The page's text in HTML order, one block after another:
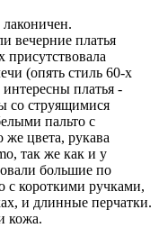
вечерние платья
присутствовала
(опять стиль 60-х
платья -
со струящимися
пальто с
цвета, рукава
так же как и у
большие по
с короткими ручками,
и длинные перчатки.
кожа.